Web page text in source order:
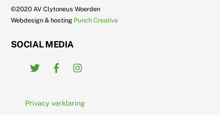
©2020 AV Clytoneus Woerden
Webdesign & hosting Punch Creative
SOCIAL MEDIA
Twitter
Privacy verklaring